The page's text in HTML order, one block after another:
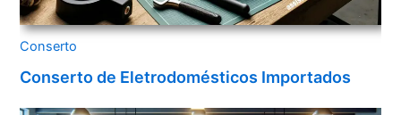
Conserto
Conserto de Eletrodomésticos Importados